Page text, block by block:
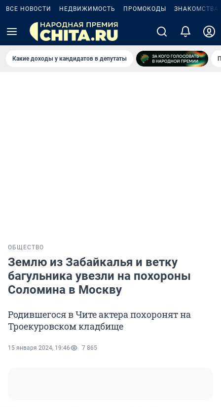
ВСЕ НОВОСТИ НЕДВИЖИМОСТЬ ПРОМОКОДЫ ЗНАКОМСТВА
Какие доходы у кандидатов в депутаты
ОБЩЕСТВО
Землю из Забайкалья и ветку
багульника увезли на похороны
Соломина в Москву
Родившегося в Чите актера похоронят на
Троекуровском кладбище
15 января 2024, 19:46 7 865